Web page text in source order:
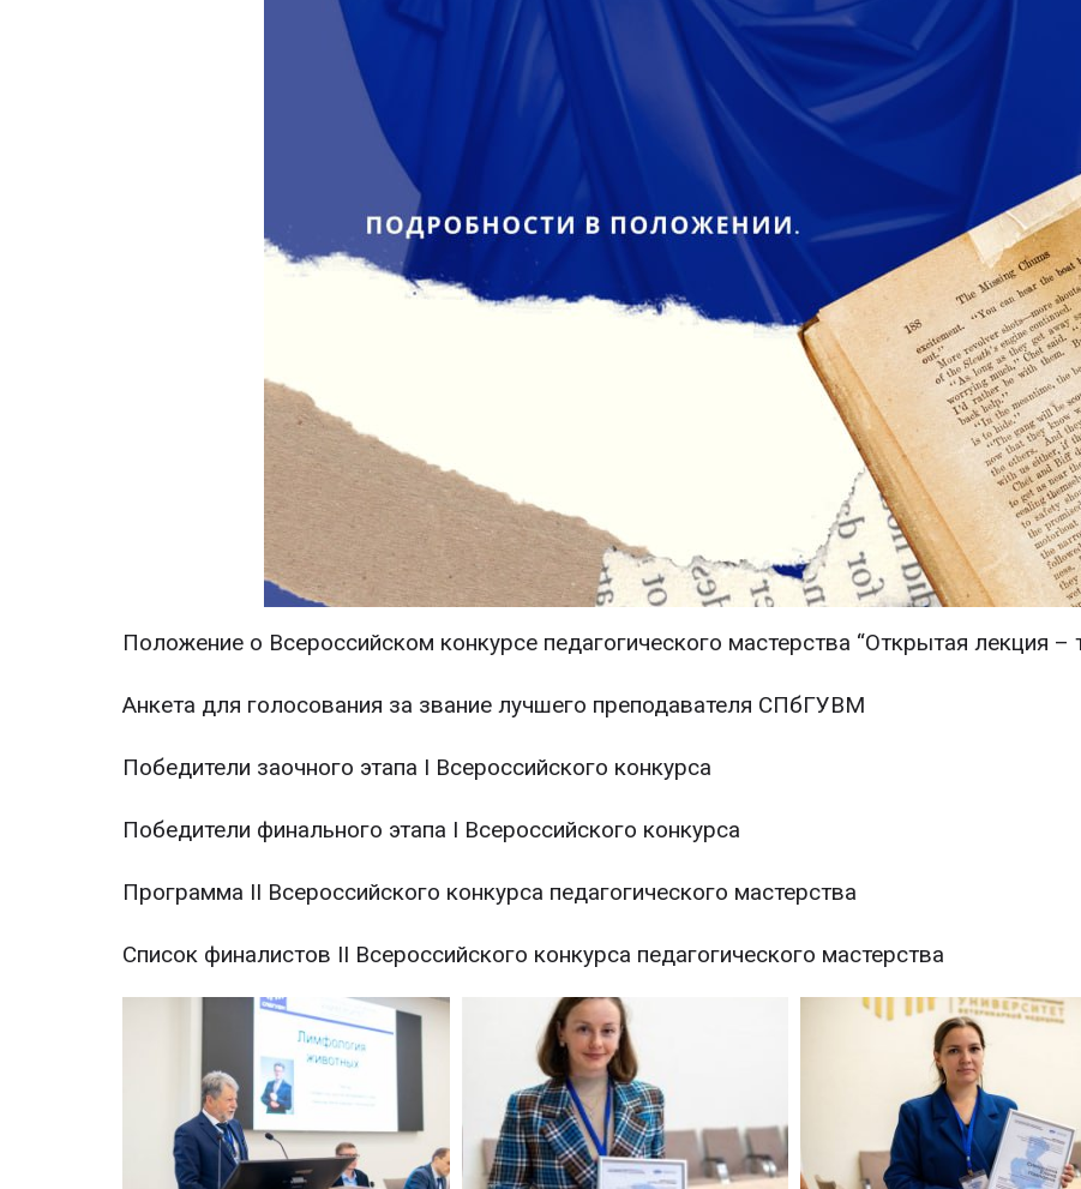
Положение о Всероссийском конкурсе педагогического мастерства “Открытая лекция –
Анкета для голосования за звание лучшего преподавателя СПбГУВМ
Победители заочного этапа I Всероссийского конкурса
Победители финального этапа I Всероссийского конкурса
Программа II Всероссийского конкурса педагогического мастерства
Список финалистов II Всероссийского конкурса педагогического мастерства